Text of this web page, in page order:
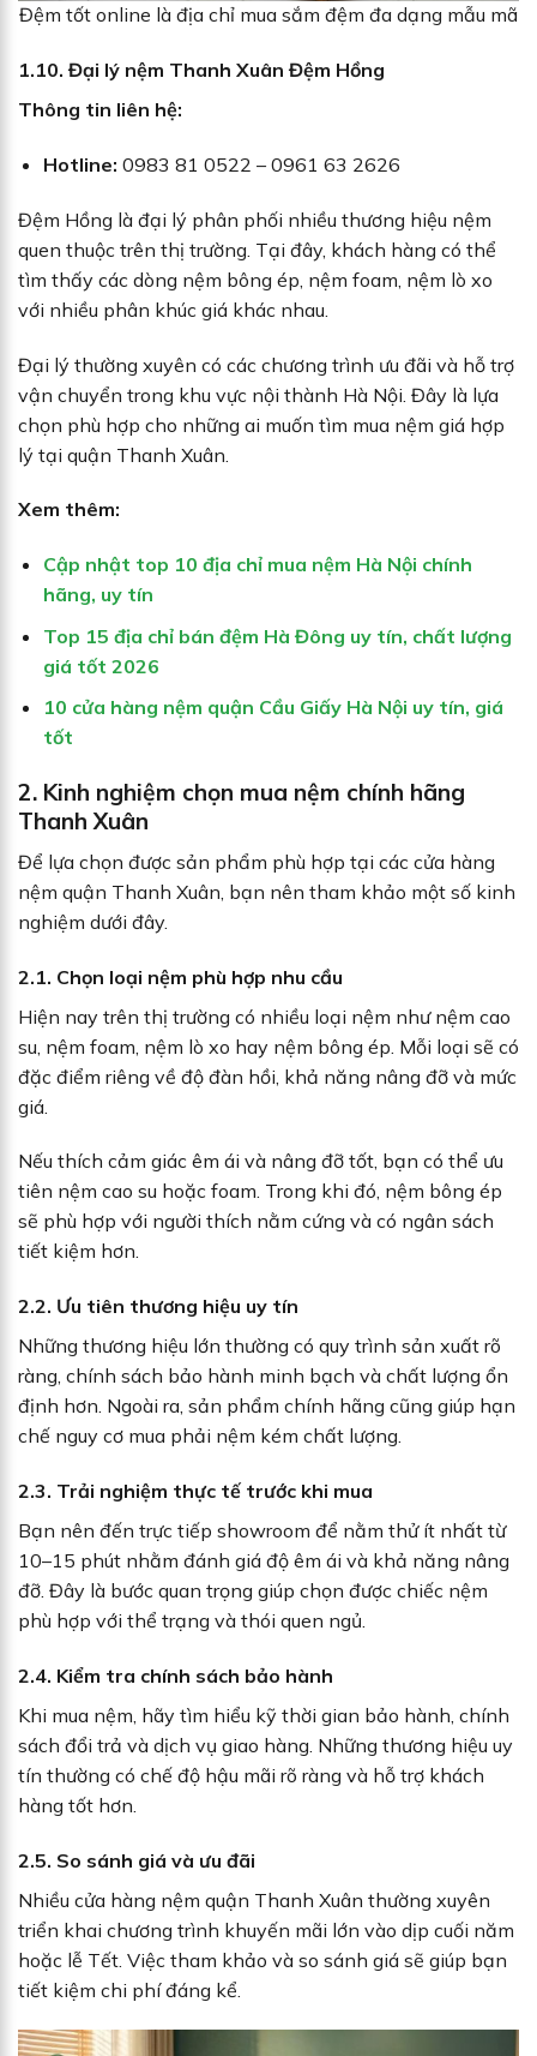
Đệm tốt online là địa chỉ mua sắm đệm đa dạng mẫu mã
1.10. Đại lý nệm Thanh Xuân Đệm Hồng
Thông tin liên hệ:
Hotline: 0983 81 0522 – 0961 63 2626
Đệm Hồng là đại lý phân phối nhiều thương hiệu nệm
quen thuộc trên thị trường. Tại đây, khách hàng có thể
tìm thấy các dòng nệm bông ép, nệm foam, nệm lò xo
với nhiều phân khúc giá khác nhau.
Đại lý thường xuyên có các chương trình ưu đãi và hỗ trợ
vận chuyển trong khu vực nội thành Hà Nội. Đây là lựa
chọn phù hợp cho những ai muốn tìm mua nệm giá hợp
lý tại quận Thanh Xuân.
Xem thêm:
Cập nhật top 10 địa chỉ mua nệm Hà Nội chính
hãng, uy tín
Top 15 địa chỉ bán đệm Hà Đông uy tín, chất lượng
giá tốt 2026
10 cửa hàng nệm quận Cầu Giấy Hà Nội uy tín, giá
tốt
2. Kinh nghiệm chọn mua nệm chính hãng
Thanh Xuân
Để lựa chọn được sản phẩm phù hợp tại các cửa hàng
nệm quận Thanh Xuân, bạn nên tham khảo một số kinh
nghiệm dưới đây.
2.1. Chọn loại nệm phù hợp nhu cầu
Hiện nay trên thị trường có nhiều loại nệm như nệm cao
su, nệm foam, nệm lò xo hay nệm bông ép. Mỗi loại sẽ có
đặc điểm riêng về độ đàn hồi, khả năng nâng đỡ và mức
giá.
Nếu thích cảm giác êm ái và nâng đỡ tốt, bạn có thể ưu
tiên nệm cao su hoặc foam. Trong khi đó, nệm bông ép
sẽ phù hợp với người thích nằm cứng và có ngân sách
tiết kiệm hơn.
2.2. Ưu tiên thương hiệu uy tín
Những thương hiệu lớn thường có quy trình sản xuất rõ
ràng, chính sách bảo hành minh bạch và chất lượng ổn
định hơn. Ngoài ra, sản phẩm chính hãng cũng giúp hạn
chế nguy cơ mua phải nệm kém chất lượng.
2.3. Trải nghiệm thực tế trước khi mua
Bạn nên đến trực tiếp showroom để nằm thử ít nhất từ
10–15 phút nhằm đánh giá độ êm ái và khả năng nâng
đỡ. Đây là bước quan trọng giúp chọn được chiếc nệm
phù hợp với thể trạng và thói quen ngủ.
2.4. Kiểm tra chính sách bảo hành
Khi mua nệm, hãy tìm hiểu kỹ thời gian bảo hành, chính
sách đổi trả và dịch vụ giao hàng. Những thương hiệu uy
tín thường có chế độ hậu mãi rõ ràng và hỗ trợ khách
hàng tốt hơn.
2.5. So sánh giá và ưu đãi
Nhiều cửa hàng nệm quận Thanh Xuân thường xuyên
triển khai chương trình khuyến mãi lớn vào dịp cuối năm
hoặc lễ Tết. Việc tham khảo và so sánh giá sẽ giúp bạn
tiết kiệm chi phí đáng kể.